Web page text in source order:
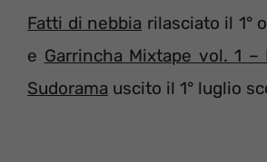
Fatti di nebbia rilasciato il 1°
e Garrincha Mixtape vol. 1 –
Sudorama uscito il 1° luglio